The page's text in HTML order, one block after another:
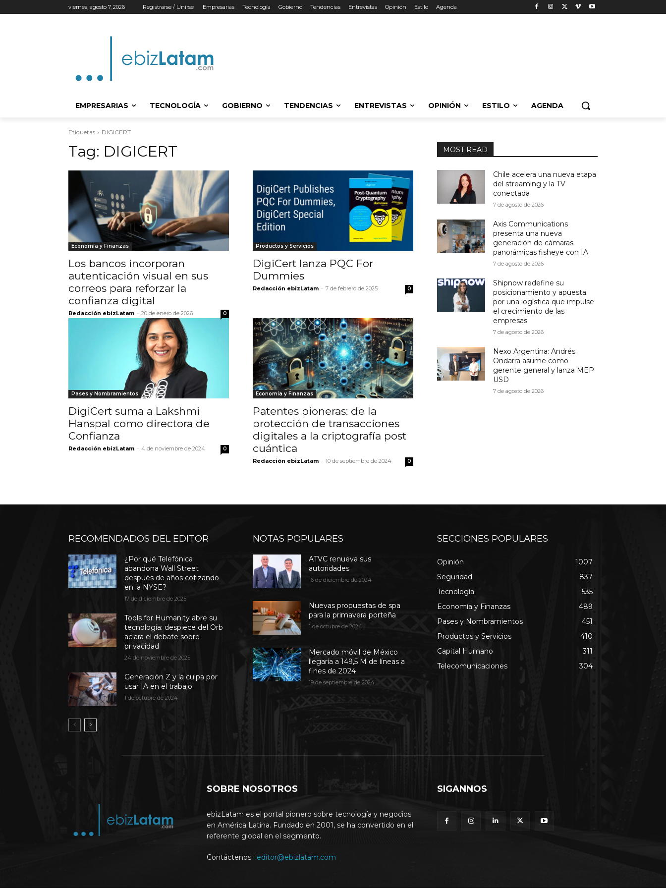
viernes, agosto 7, 2026 Registrarse / Unirse Empresarias Tecnología Gobierno Tendencias Entrevistas Opinión Estilo Agenda
EMPRESARIAS TECNOLOGÍA GOBIERNO TENDENCIAS ENTREVISTAS OPINIÓN ESTILO AGENDA
Etiquetas DIGICERT
Tag: DIGICERT
Economía y Finanzas
Los bancos incorporan
autenticación visual en sus
correos para reforzar la
confianza digital
Redacción ebizLatam - 20 de enero de 2026 0
Productos y Servicios
DigiCert lanza PQC For
Dummies
Redacción ebizLatam - 7 de febrero de 2025 0
Pases y Nombramientos
DigiCert suma a Lakshmi
Hanspal como directora de
Confianza
Redacción ebizLatam - 4 de noviembre de 2024 0
Economía y Finanzas
Patentes pioneras: de la
protección de transacciones
digitales a la criptografía post
cuántica
Redacción ebizLatam - 10 de septiembre de 2024 0
MOST READ
Chile acelera una nueva etapa
del streaming y la TV
conectada
7 de agosto de 2026
Axis Communications
presenta una nueva
generación de cámaras
panorámicas fisheye con IA
7 de agosto de 2026
Shipnow redefine su
posicionamiento y apuesta
por una logística que impulse
el crecimiento de las
empresas
7 de agosto de 2026
Nexo Argentina: Andrés
Ondarra asume como
gerente general y lanza MEP
USD
7 de agosto de 2026
RECOMENDADOS DEL EDITOR
¿Por qué Telefónica
abandona Wall Street
después de años cotizando
en la NYSE?
17 de diciembre de 2025
Tools for Humanity abre su
tecnología: despiece del Orb
aclara el debate sobre
privacidad
24 de noviembre de 2025
Generación Z y la culpa por
usar IA en el trabajo
1 de octubre de 2024
NOTAS POPULARES
ATVC renueva sus
autoridades
16 de diciembre de 2024
Nuevas propuestas de spa
para la primavera porteña
1 de octubre de 2024
Mercado móvil de México
llegaría a 149,5 M de líneas a
fines de 2024
19 de septiembre de 2024
SECCIONES POPULARES
Opinión
1007
Seguridad
837
Tecnología
535
Economía y Finanzas
489
Pases y Nombramientos
451
Productos y Servicios
410
Capital Humano
311
Telecomunicaciones
304
SOBRE NOSOTROS
ebizLatam es el portal pionero sobre tecnología y negocios
en América Latina. Fundado en 2001, se ha convertido en el
referente global en el segmento.
Contáctenos : editor@ebizlatam.com
SIGANNOS